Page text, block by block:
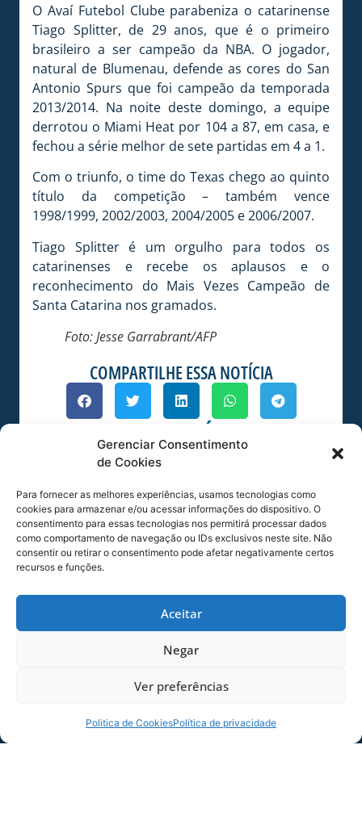
Gerenciar Consentimento
de Cookies
Para fornecer as melhores experiências, usamos tecnologias como
cookies para armazenar e/ou acessar informações do dispositivo. O
consentimento para essas tecnologias nos permitirá processar dados
como comportamento de navegação ou IDs exclusivos neste site. Não
consentir ou retirar o consentimento pode afetar negativamente certos
recursos e funções.
Aceitar
Negar
Ver preferências
Politica de CookiesPolítica de privacidade
O Avaí Futebol Clube parabeniza o catarinense
Tiago Splitter, de 29 anos, que é o primeiro
brasileiro a ser campeão da NBA. O jogador,
natural de Blumenau, defende as cores do San
Antonio Spurs que foi campeão da temporada
2013/2014. Na noite deste domingo, a equipe
derrotou o Miami Heat por 104 a 87, em casa, e
fechou a série melhor de sete partidas em 4 a 1.
Com o triunfo, o time do Texas chego ao quinto
título da competição – também vence
1998/1999, 2002/2003, 2004/2005 e 2006/2007.
Tiago Splitter é um orgulho para todos os
catarinenses e recebe os aplausos e o
reconhecimento do Mais Vezes Campeão de
Santa Catarina nos gramados.
Foto: Jesse Garrabrant/AFP
COMPARTILHE ESSA NOTÍCIA
MAIS NOTÍCIAS
SERVIÇO DE JOGO: AVAÍ X CRB-AL, PELA
21ª RODADA DA SÉRIE B
é dia de Avaí na Ressacada pela Série B!